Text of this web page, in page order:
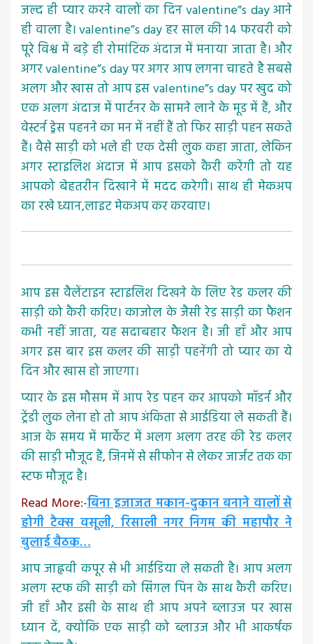
जल्द ही प्यार करने वालों का दिन valentine”s day आने
ही वाला है। valentine”s day हर साल की 14 फरवरी को
पूरे विश्व में बड़े ही रोमांटिक अंदाज में मनाया जाता है। और
अगर valentine”s day पर अगर आप लगना चाहते है सबसे
अलग और खास तो आप इस valentine”s day पर खुद को
एक अलग अंदाज में पार्टनर के सामने लाने के मूड में हैं, और
वेस्टर्न ड्रेस पहनने का मन में नहीं हैं तो फिर साड़ी पहन सकते
हैं। वैसे साड़ी को भले ही एक देसी लुक कहा जाता, लेकिन
अगर स्टाइलिश अंदाज में आप इसको कैरी करेंगी तो यह
आपको बेहतरीन दिखाने में मदद करेगी। साथ ही मेकअप
का रखे ध्यान,लाइट मेकअप कर करवाए।
आप इस वैलेंटाइन स्टाइलिश दिखने के लिए रेड कलर की
साड़ी को कैरी करिए। काजोल के जैसी रेड साड़ी का फैशन
कभी नहीं जाता, यह सदाबहार फैशन है। जी हाँ और आप
अगर इस बार इस कलर की साड़ी पहनेंगी तो प्यार का ये
दिन और खास हो जाएगा।
प्यार के इस मौसम में आप रेड पहन कर आपको मॉडर्न और
ट्रेंडी लुक लेना हो तो आप अंकिता से आईडिया ले सकती हैं।
आज के समय में मार्केट में अलग अलग तरह की रेड कलर
की साड़ी मौजूद हैं, जिनमें से सीफोन से लेकर जार्जट तक का
स्टफ मौजूद है।
Read More:-बिना इजाजत मकान-दुकान बनाने वालों से
होगी टैक्स वसूली, रिसाली नगर निगम की महापौर ने
बुलाई बैठक…
आप जाह्नवी कपूर से भी आईडिया ले सकती है। आप अलग
अलग स्टफ की साड़ी को सिंगल पिन के साथ कैरी करिए।
जी हाँ और इसी के साथ ही आप अपने ब्लाउज पर खास
ध्यान दें, क्योंकि एक साड़ी को ब्लाउज और भी आकर्षक